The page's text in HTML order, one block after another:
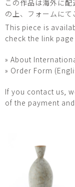
この作品は海外に
の上、フォームにて
This piece is
check the link
» About
» Order Form
If you contact us,
of the payment